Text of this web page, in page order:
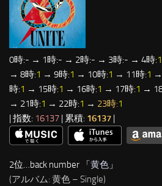
0時:- → 1時:- → 2時:- → 3時:- → 4時:1
→ 8時:1 → 9時:1 → 10時:1 → 11時:1
時:1 → 15時:1 → 16時:1 → 17時:1 →
→ 21時:1 → 22時:1 → 23時:1
| 指数: 16137 | 累積: 16137 |
2位…back number 「黄色 」
(アルバム: 黄色 – Single)